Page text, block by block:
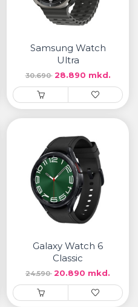
Samsung Watch
Ultra
30.690 28.890 mkd.
Galaxy Watch 6
Classic
24.590 20.890 mkd.